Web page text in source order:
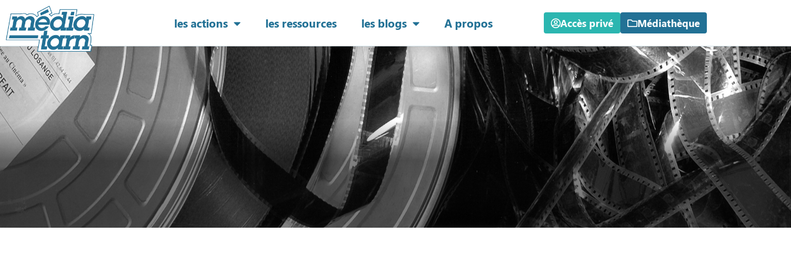
les actions les ressources les blogs A propos Accès privé Médiathèque